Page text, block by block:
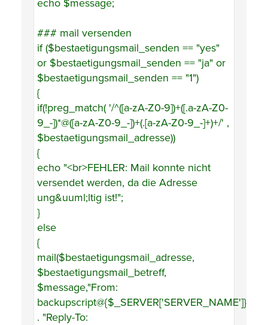
echo $message;
### mail versenden
if ($bestaetigungsmail_senden == "yes"
or $bestaetigungsmail_senden == "ja" or
$bestaetigungsmail_senden == "1")
{
if(!preg_match( '/^([a-zA-Z0-9])+([.a-zA-Z0-
9_-])*@([a-zA-Z0-9_-])+(.[a-zA-Z0-9_-]+)+/' ,
$bestaetigungsmail_adresse))
{
echo "<br>FEHLER: Mail konnte nicht
versendet werden, da die Adresse
ung&uuml;ltig ist!";
}
else
{
mail($bestaetigungsmail_adresse,
$bestaetigungsmail_betreff,
$message,"From:
backupscript@{$_SERVER['SERVER_NAME']}\r\n"
. "Reply-To: